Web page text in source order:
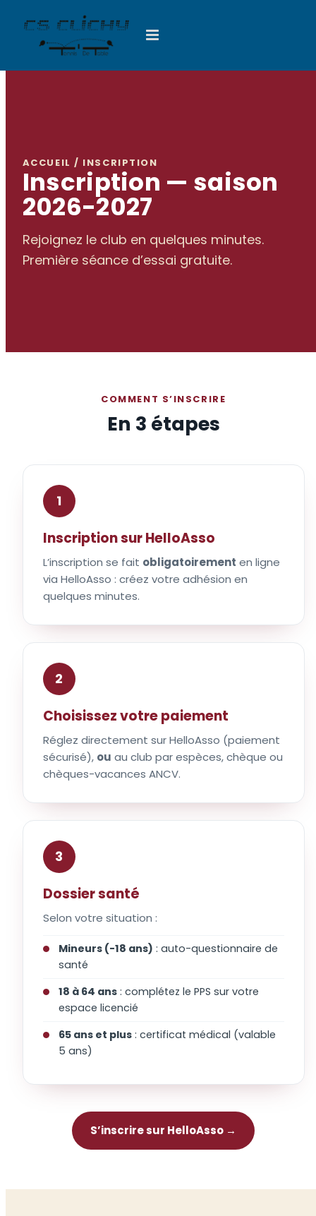
ACCUEIL / INSCRIPTION
Inscription — saison
2026-2027
Rejoignez le club en quelques minutes.
Première séance d’essai gratuite.
COMMENT S’INSCRIRE
En 3 étapes
1
Inscription sur HelloAsso
L’inscription se fait obligatoirement en ligne
via HelloAsso : créez votre adhésion en
quelques minutes.
2
Choisissez votre paiement
Réglez directement sur HelloAsso (paiement
sécurisé), ou au club par espèces, chèque ou
chèques-vacances ANCV.
3
Dossier santé
Selon votre situation :
Mineurs (-18 ans) : auto-questionnaire de
santé
18 à 64 ans: complétez le PPS sur votre
espace licencié
65 ans et plus: certificat médical (valable
5 ans)
S’inscrire sur HelloAsso →